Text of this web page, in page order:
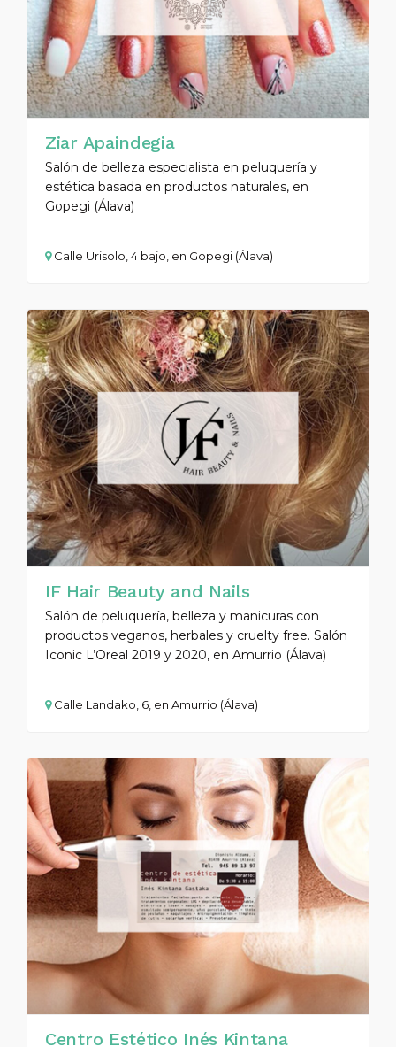
Ziar Apaindegia
Salón de belleza especialista en peluquería y
estética basada en productos naturales, en
Gopegi (Álava)
Calle Urisolo, 4 bajo, en Gopegi (Álava)
IF Hair Beauty and Nails
Salón de peluquería, belleza y manicuras con
productos veganos, herbales y cruelty free. Salón
Iconic L’Oreal 2019 y 2020, en Amurrio (Álava)
Calle Landako, 6, en Amurrio (Álava)
Centro Estético Inés Kintana